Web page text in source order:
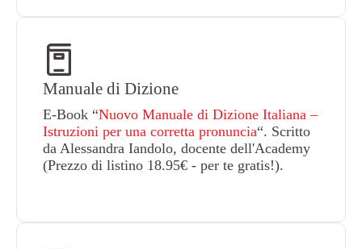
Manuale di Dizione
E-Book “Nuovo Manuale di Dizione Italiana –
Istruzioni per una corretta pronuncia“. Scritto
da Alessandra Iandolo, docente dell'Academy
(Prezzo di listino 18.95€ - per te gratis!).